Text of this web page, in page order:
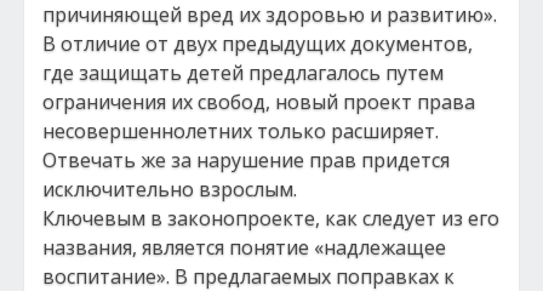
причиняющей вред их здоровью и развитию».
В отличие от двух предыдущих документов,
где защищать детей предлагалось путем
ограничения их свобод, новый проект права
несовершеннолетних только расширяет.
Отвечать же за нарушение прав придется
исключительно взрослым.
Ключевым в законопроекте, как следует из его
названия, является понятие «надлежащее
воспитание». В предлагаемых поправках к